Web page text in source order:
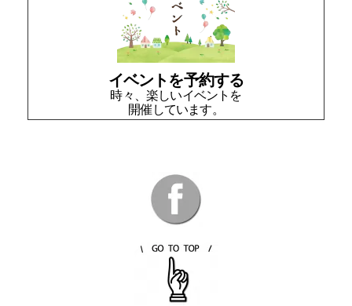
イベントを予約する
時々、楽しいイベントを
開催しています。